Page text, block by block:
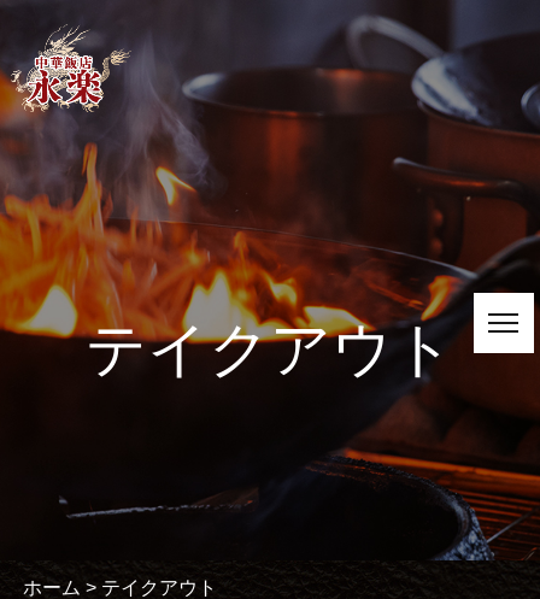
テイクアウト
ホーム > テイクアウト